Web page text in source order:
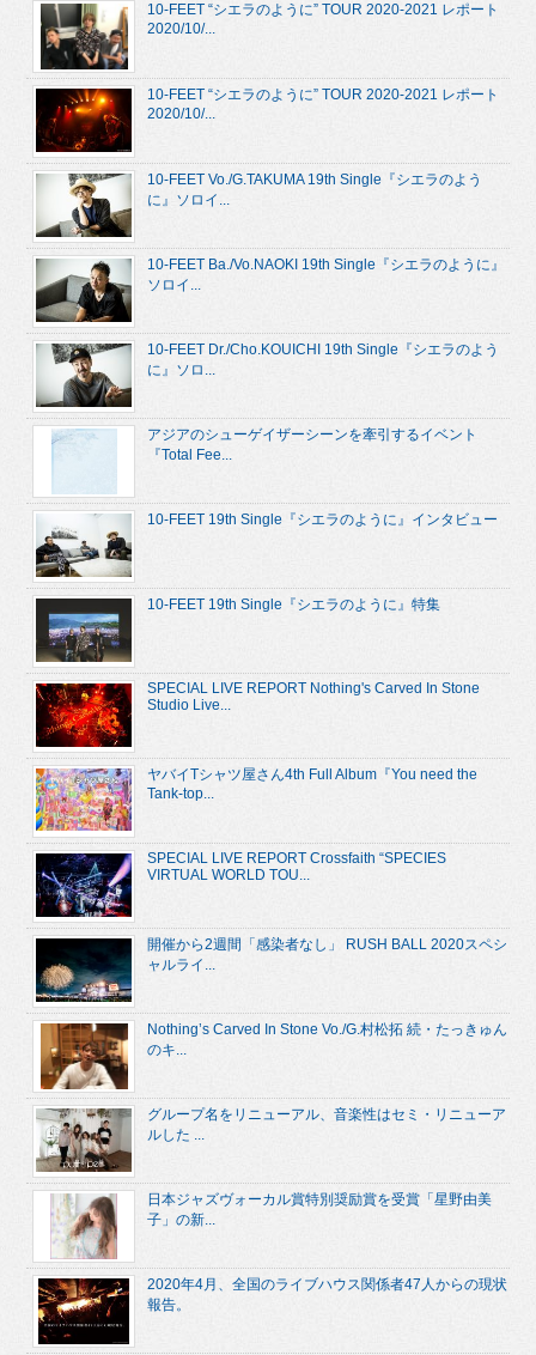
10-FEET “シエラのように” TOUR 2020-2021 レポート
2020/10/...
10-FEET “シエラのように” TOUR 2020-2021 レポート
2020/10/...
10-FEET Vo./G.TAKUMA 19th Single『シエラのよう
に』ソロイ...
10-FEET Ba./Vo.NAOKI 19th Single『シエラのように』
ソロイ...
10-FEET Dr./Cho.KOUICHI 19th Single『シエラのよう
に』ソロ...
アジアのシューゲイザーシーンを牽引するイベント
『Total Fee...
10-FEET 19th Single『シエラのように』インタビュー
10-FEET 19th Single『シエラのように』特集
SPECIAL LIVE REPORT Nothing's Carved In Stone
Studio Live...
ヤバイTシャツ屋さん4th Full Album『You need the
Tank-top...
SPECIAL LIVE REPORT Crossfaith “SPECIES
VIRTUAL WORLD TOU...
開催から2週間「感染者なし」 RUSH BALL 2020スペシ
ャルライ...
Nothing’s Carved In Stone Vo./G.村松拓 続・たっきゅん
のキ...
グループ名をリニューアル、音楽性はセミ・リニューア
ルした ...
日本ジャズヴォーカル賞特別奨励賞を受賞「星野由美
子」の新...
2020年4月、全国のライブハウス関係者47人からの現状
報告。